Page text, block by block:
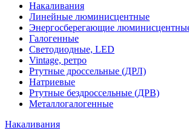
Накаливания
Линейные люминисцентные
Энергосберегающие
Галогенные
Светодиодные, LED
Vintage, ретро
Ртутные дроссельные (ДРЛ)
Натриевые
Ртутные бездроссельные (ДРВ)
Металлогалогенные
Накаливания